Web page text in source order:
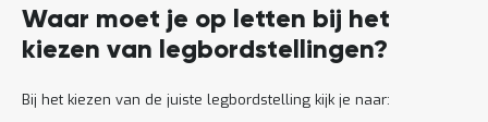
Waar moet je op letten bij het
kiezen van legbordstellingen?
Bij het kiezen van de juiste legbordstelling kijk je naar: